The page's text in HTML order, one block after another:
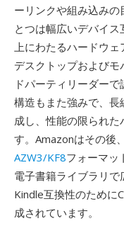
ーリンクや組み込み
とつは幅広いデバイ
上にわたるハードウ
デスクトップおよび
ドパーティリーダー
構造もまた強みで、
成し、性能の限られ
す。Amazonはその後
AZW3/KF8フォーマッ
電子書籍ライブラリ
Kindle互換性のために
成されています。